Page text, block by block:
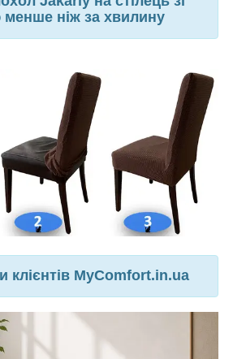
ніж за хвилину
клієнтів MyComfort.in.ua